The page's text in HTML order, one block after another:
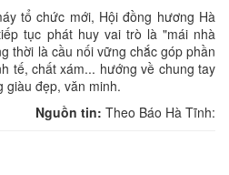
tổ chức mới, Hội đồng hương Hà
tục phát huy vai trò là "mái nhà
thời là cầu nối vững chắc góp phần
tế, chất xám... hướng về chung tay
giàu đẹp, văn minh.
Nguồn tin: Theo Báo Hà Tĩnh: